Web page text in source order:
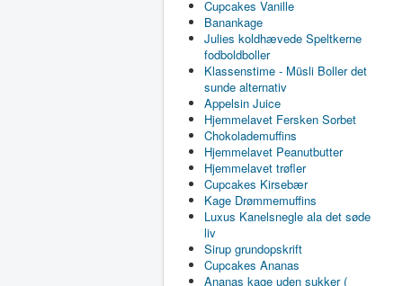
Cupcakes Vanille
Banankage
Julies koldhævede Speltkerne
fodboldboller
Klassenstime - Müsli Boller det
sunde alternativ
Appelsin Juice
Hjemmelavet Fersken Sorbet
Chokolademuffins
Hjemmelavet Peanutbutter
Hjemmelavet trøfler
Cupcakes Kirsebær
Kage Drømmemuffins
Luxus Kanelsnegle ala det søde
liv
Sirup grundopskrift
Cupcakes Ananas
Ananas kage uden sukker (